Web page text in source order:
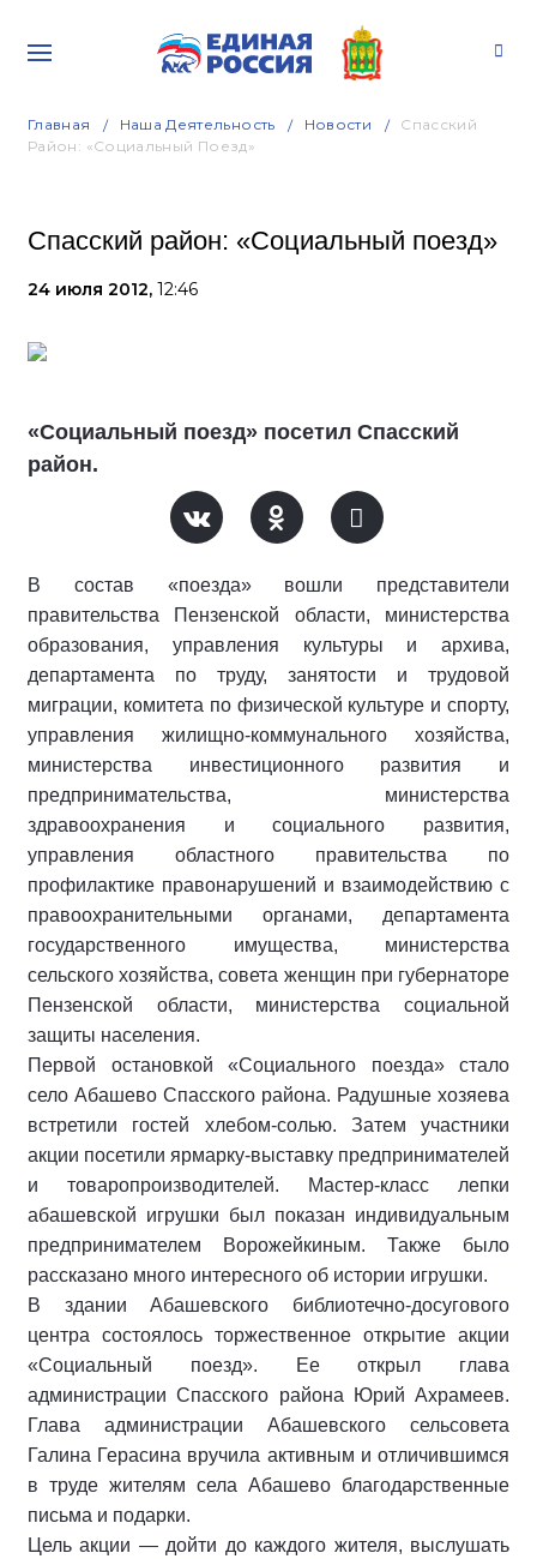
Главная Наша Деятельность Новости
Спасский
Район: «Социальный Поезд»
Спасский район: «Социальный поезд»
24 июля 2012, 12:46
«Социальный поезд» посетил Спасский
район.
В состав «поезда» вошли представители
правительства Пензенской области, министерства
образования, управления культуры и архива,
департамента по труду, занятости и трудовой
миграции, комитета по физической культуре и спорту,
управления жилищно-коммунального хозяйства,
министерства инвестиционного развития и
предпринимательства, министерства
здравоохранения и социального развития,
управления областного правительства по
профилактике правонарушений и взаимодействию с
правоохранительными органами, департамента
государственного имущества, министерства
сельского хозяйства, совета женщин при губернаторе
Пензенской области, министерства социальной
защиты населения.
Первой остановкой «Социального поезда» стало
село Абашево Спасского района. Радушные хозяева
встретили гостей хлебом-солью. Затем участники
акции посетили ярмарку-выставку предпринимателей
и товаропроизводителей. Мастер-класс лепки
абашевской игрушки был показан индивидуальным
предпринимателем Ворожейкиным. Также было
рассказано много интересного об истории игрушки.
В здании Абашевского библиотечно-досугового
центра состоялось торжественное открытие акции
«Социальный поезд». Ее открыл глава
администрации Спасского района Юрий Ахрамеев.
Глава администрации Абашевского сельсовета
Галина Герасина вручила активным и отличившимся
в труде жителям села Абашево благодарственные
письма и подарки.
Цель акции — дойти до каждого жителя, выслушать